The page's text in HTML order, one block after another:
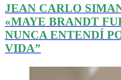
JEAN CARLO
«MAYE BRANDT
NUNCA ENTENDÍ
VIDA”